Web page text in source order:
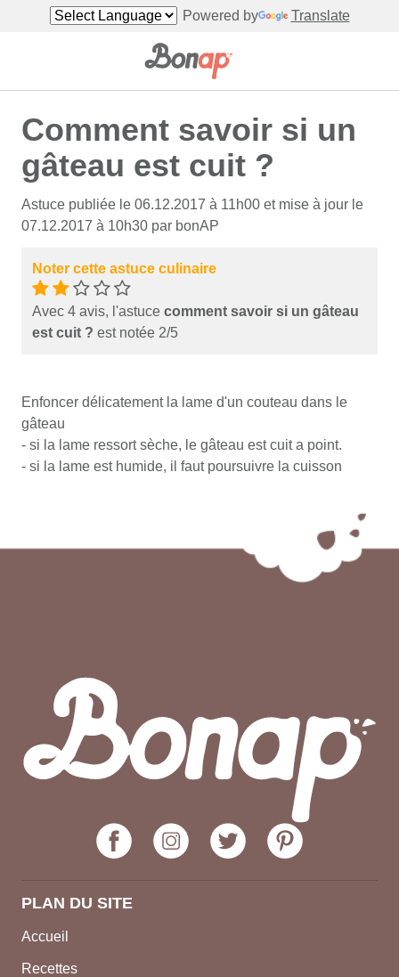
Powered by Translate
Comment savoir si un
gâteau est cuit ?
Astuce publiée le 06.12.2017 à 11h00 et mise à jour le
07.12.2017 à 10h30 par bonAP
Noter cette astuce culinaire
Avec 4 avis, l'astuce comment savoir si un gâteau
est cuit ? est notée 2/5
Enfoncer délicatement la lame d'un couteau dans le
gâteau
- si la lame ressort sèche, le gâteau est cuit a point.
- si la lame est humide, il faut poursuivre la cuisson
PLAN DU SITE
Accueil
Recettes